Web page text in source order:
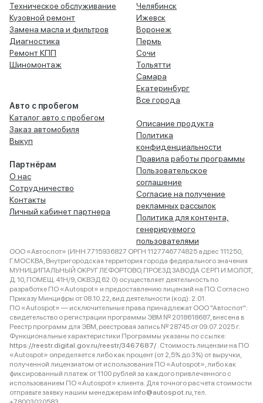
Техническое обслуживание
Кузовной ремонт
Замена масла и фильтров
Диагностика
Ремонт КПП
Шиномонтаж
Авто с пробегом
Каталог авто с пробегом
Заказ автомобиля
Выкуп
Партнёрам
О нас
Сотрудничество
Контакты
Личный кабинет партнера
Челябинск
Ижевск
Воронеж
Пермь
Сочи
Тольятти
Самара
Екатеринбург
Все города
Описание продукта
Политика
конфиденциальности
Правила работы программы
Пользовательское
соглашение
Согласие на получение
рекламных рассылок
Политика для контента,
генерируемого
пользователями
ООО «Автоспот» (ИНН 7715936827 ОРГН 1127746774825 адрес 111250,
Г.МОСКВА, Внутригородская территория города федерального значения
МУНИЦИПАЛЬНЫЙ ОКРУГ ЛЕФОРТОВО, ПРОЕЗД ЗАВОДА СЕРП И МОЛОТ,
Д. 10, ПОМЕЩ. 41Н/9, ОКВЭД 62.0) осуществляет деятельность по
разработке ПО «Autospot» и предоставлению лицензий на ПО. Согласно
Приказу Минцифры от 08.10.22, вид деятельности (код): 2.01.
ПО «Autospot» — исключительные права принадлежат ООО "Автоспот":
свидетельство о регистрации программы ЭВМ № 2018618687, внесена в
Реестр программ для ЭВМ, реестровая запись № 28745 от 09.07.2025 г.
Функциональные характеристики Программы указаны по ссылке:
https://reestr.digital.gov.ru/reestr/3467687/ . Стоимость лицензии на ПО
«Autospot» определяется либо как процент (от 2,5% до 3%) от выручки,
полученной лицензиатом от использования ПО «Autospot», либо как
фиксированный платеж от 1100 рублей за каждого привлеченного с
использованием ПО «Autospot» клиента. Для точного расчета стоимости
отправьте заявку нашим менеджерам info@autospot.ru, тел.